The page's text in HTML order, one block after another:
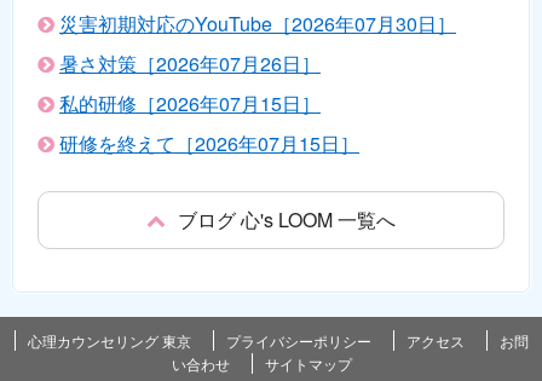
災害初期対応のYouTube［2026年07月30日］
暑さ対策［2026年07月26日］
私的研修［2026年07月15日］
研修を終えて［2026年07月15日］
ブログ 心's LOOM 一覧へ
心理カウンセリング 東京 プライバシーポリシー アクセス
お問
い合わせ
サイトマップ